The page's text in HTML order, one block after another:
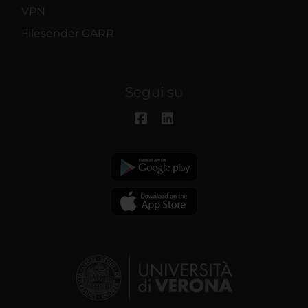
VPN
Filesender GARR
Segui su